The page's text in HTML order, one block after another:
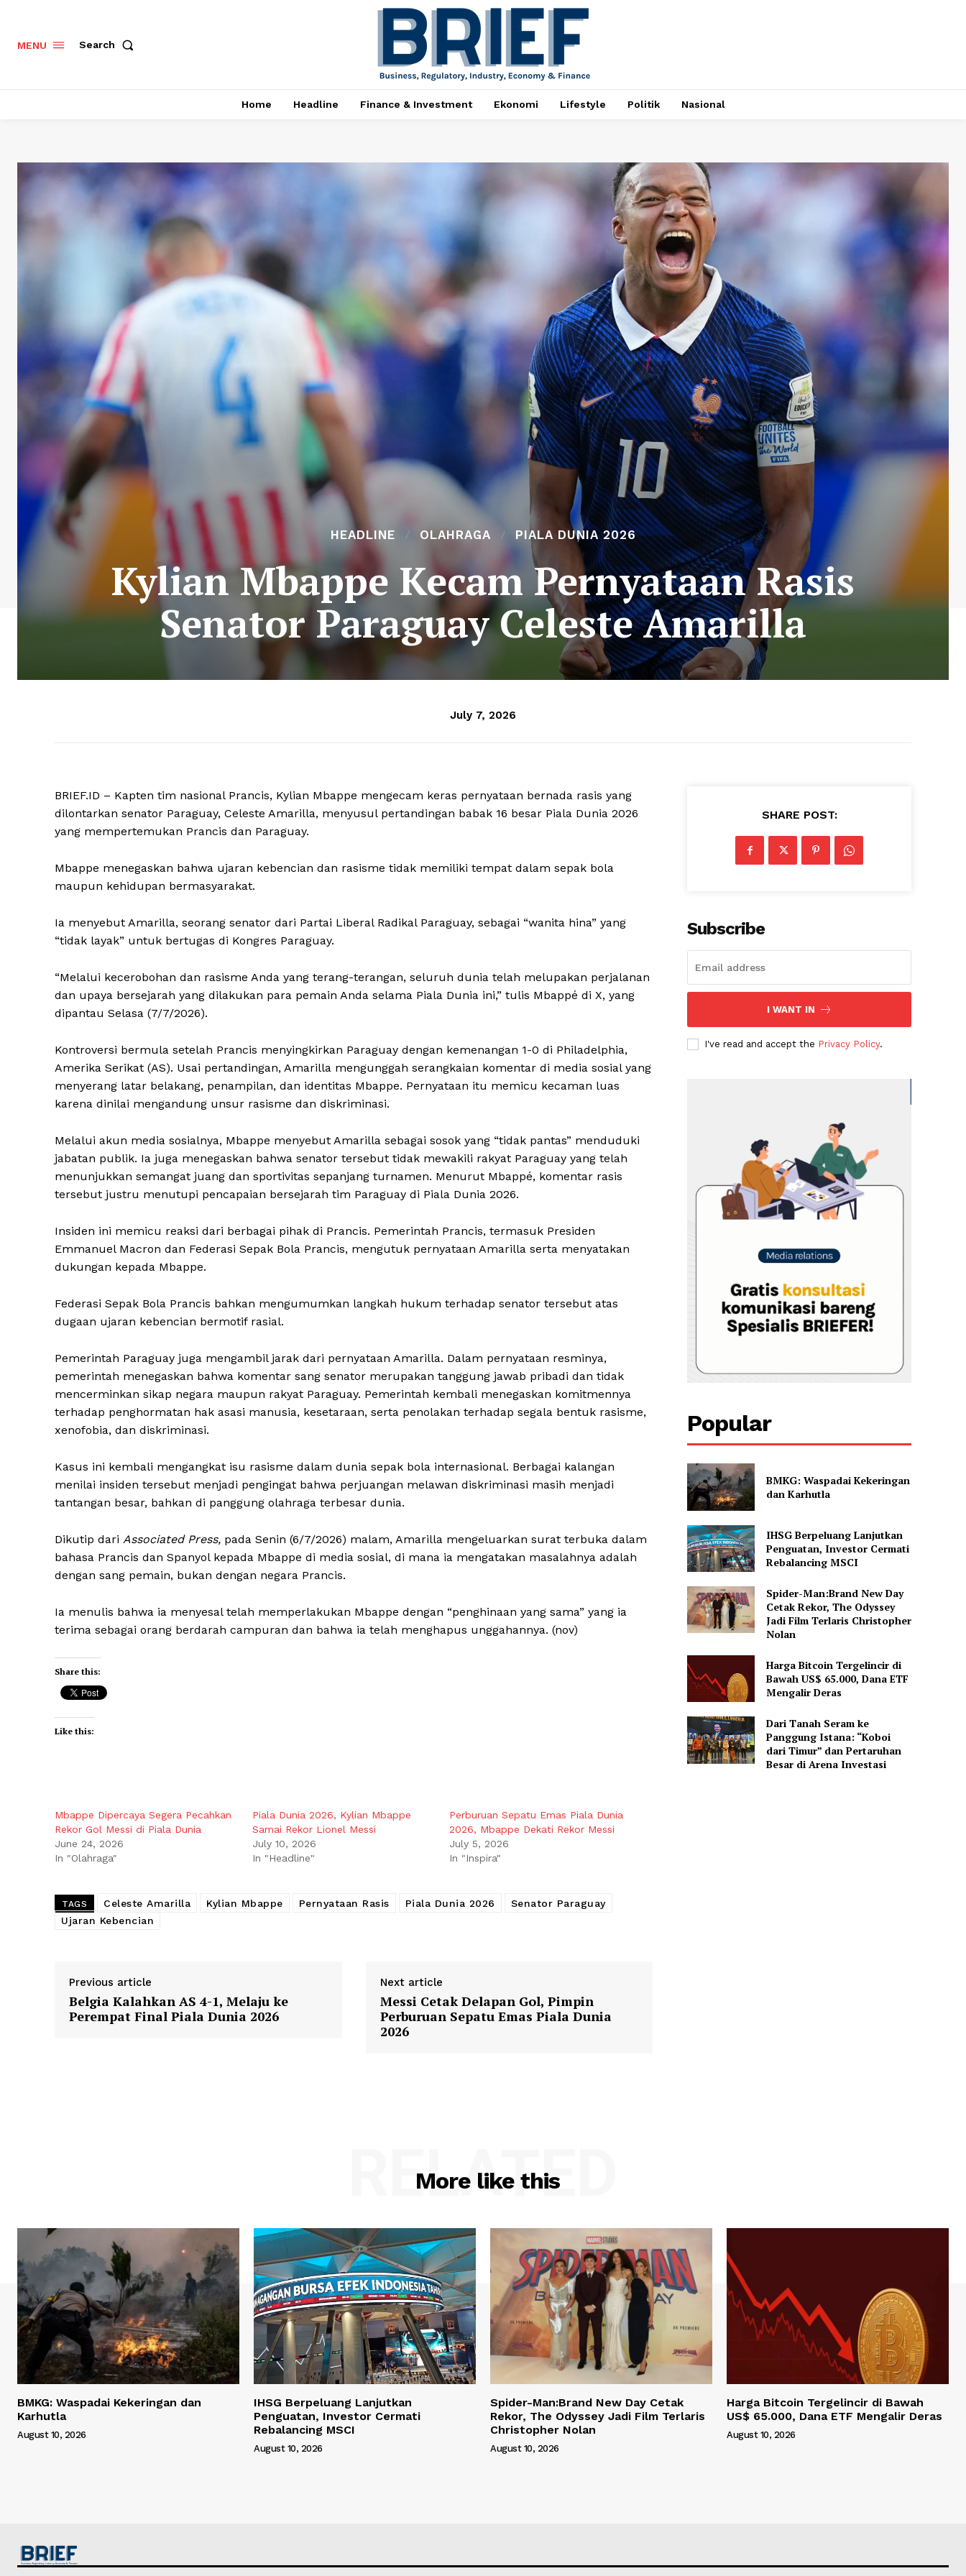
MENU Search
Home Headline Finance & Investment Ekonomi Lifestyle Politik Nasional
HEADLINE OLAHRAGA PIALA DUNIA 2026
Kylian Mbappe Kecam Pernyataan Rasis
Senator Paraguay Celeste Amarilla
July 7, 2026
BRIEF.ID – Kapten tim nasional Prancis, Kylian Mbappe mengecam keras pernyataan bernada rasis yang
dilontarkan senator Paraguay, Celeste Amarilla, menyusul pertandingan babak 16 besar Piala Dunia 2026
yang mempertemukan Prancis dan Paraguay.
Mbappe menegaskan bahwa ujaran kebencian dan rasisme tidak memiliki tempat dalam sepak bola
maupun kehidupan bermasyarakat.
Ia menyebut Amarilla, seorang senator dari Partai Liberal Radikal Paraguay, sebagai “wanita hina” yang
“tidak layak” untuk bertugas di Kongres Paraguay.
“Melalui kecerobohan dan rasisme Anda yang terang-terangan, seluruh dunia telah melupakan perjalanan
dan upaya bersejarah yang dilakukan para pemain Anda selama Piala Dunia ini,” tulis Mbappé di X, yang
dipantau Selasa (7/7/2026).
Kontroversi bermula setelah Prancis menyingkirkan Paraguay dengan kemenangan 1-0 di Philadelphia,
Amerika Serikat (AS). Usai pertandingan, Amarilla mengunggah serangkaian komentar di media sosial yang
menyerang latar belakang, penampilan, dan identitas Mbappe. Pernyataan itu memicu kecaman luas
karena dinilai mengandung unsur rasisme dan diskriminasi.
Melalui akun media sosialnya, Mbappe menyebut Amarilla sebagai sosok yang “tidak pantas” menduduki
jabatan publik. Ia juga menegaskan bahwa senator tersebut tidak mewakili rakyat Paraguay yang telah
menunjukkan semangat juang dan sportivitas sepanjang turnamen. Menurut Mbappé, komentar rasis
tersebut justru menutupi pencapaian bersejarah tim Paraguay di Piala Dunia 2026.
Insiden ini memicu reaksi dari berbagai pihak di Prancis. Pemerintah Prancis, termasuk Presiden
Emmanuel Macron dan Federasi Sepak Bola Prancis, mengutuk pernyataan Amarilla serta menyatakan
dukungan kepada Mbappe.
Federasi Sepak Bola Prancis bahkan mengumumkan langkah hukum terhadap senator tersebut atas
dugaan ujaran kebencian bermotif rasial.
Pemerintah Paraguay juga mengambil jarak dari pernyataan Amarilla. Dalam pernyataan resminya,
pemerintah menegaskan bahwa komentar sang senator merupakan tanggung jawab pribadi dan tidak
mencerminkan sikap negara maupun rakyat Paraguay. Pemerintah kembali menegaskan komitmennya
terhadap penghormatan hak asasi manusia, kesetaraan, serta penolakan terhadap segala bentuk rasisme,
xenofobia, dan diskriminasi.
Kasus ini kembali mengangkat isu rasisme dalam dunia sepak bola internasional. Berbagai kalangan
menilai insiden tersebut menjadi pengingat bahwa perjuangan melawan diskriminasi masih menjadi
tantangan besar, bahkan di panggung olahraga terbesar dunia.
Dikutip dari Associated Press, pada Senin (6/7/2026) malam, Amarilla mengeluarkan surat terbuka dalam
bahasa Prancis dan Spanyol kepada Mbappe di media sosial, di mana ia mengatakan masalahnya adalah
dengan sang pemain, bukan dengan negara Prancis.
Ia menulis bahwa ia menyesal telah memperlakukan Mbappe dengan “penghinaan yang sama” yang ia
terima sebagai orang berdarah campuran dan bahwa ia telah menghapus unggahannya. (nov)
Share this:
Like this:
Mbappe Dipercaya Segera Pecahkan
Rekor Gol Messi di Piala Dunia
June 24, 2026
In "Olahraga"
Piala Dunia 2026, Kylian Mbappe
Samai Rekor Lionel Messi
July 10, 2026
In "Headline"
Perburuan Sepatu Emas Piala Dunia
2026, Mbappe Dekati Rekor Messi
July 5, 2026
In "Inspira"
TAGS Celeste Amarilla Kylian Mbappe Pernyataan Rasis Piala Dunia 2026
Senator Paraguay
Ujaran Kebencian
Previous article
Belgia Kalahkan AS 4-1, Melaju ke
Perempat Final Piala Dunia 2026
Next article
Messi Cetak Delapan Gol, Pimpin
Perburuan Sepatu Emas Piala Dunia
2026
SHARE POST:
Subscribe
I WANT IN
I've read and accept the Privacy Policy.
Popular
BMKG: Waspadai Kekeringan
dan Karhutla
IHSG Berpeluang Lanjutkan
Penguatan, Investor Cermati
Rebalancing MSCI
Spider-Man:Brand New Day
Cetak Rekor, The Odyssey
Jadi Film Terlaris Christopher
Nolan
Harga Bitcoin Tergelincir di
Bawah US$ 65.000, Dana ETF
Mengalir Deras
Dari Tanah Seram ke
Panggung Istana: “Koboi
dari Timur” dan Pertaruhan
Besar di Arena Investasi
More like this
RELATED
BMKG: Waspadai Kekeringan dan
Karhutla
August 10, 2026
IHSG Berpeluang Lanjutkan
Penguatan, Investor Cermati
Rebalancing MSCI
August 10, 2026
Spider-Man:Brand New Day Cetak
Rekor, The Odyssey Jadi Film Terlaris
Christopher Nolan
August 10, 2026
Harga Bitcoin Tergelincir di Bawah
US$ 65.000, Dana ETF Mengalir Deras
August 10, 2026